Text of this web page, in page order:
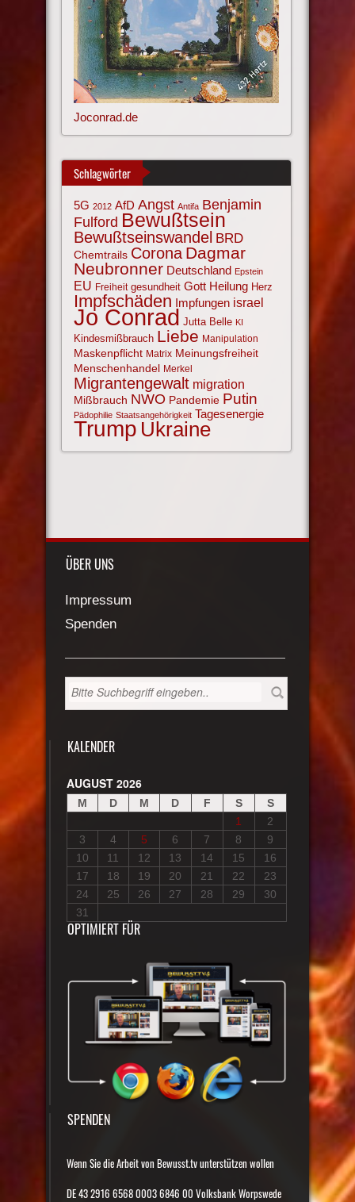
Joconrad.de
Schlagwörter
5G 2012 AfD Angst Antifa Benjamin
Fulford Bewußtsein
Bewußtseinswandel BRD
Chemtrails Corona Dagmar
Neubronner Deutschland Epstein
EU Freiheit gesundheit Gott Heilung Herz
Impfschäden Impfungen israel
Jo Conrad Jutta Belle KI
Kindesmißbrauch Liebe Manipulation
Maskenpflicht Matrix Meinungsfreiheit
Menschenhandel Merkel
Migrantengewalt migration
Mißbrauch NWO Pandemie Putin
Pädophilie Staatsangehörigkeit Tagesenergie
Trump Ukraine
ÜBER UNS
Impressum
Spenden
KALENDER
AUGUST 2026
M D M D F S
S
1
2
3
4 5 6 7 8
9
10
11 12 13 14 15
16
17
18 19 20 21 22
23
24
25 26 27 28 29
30
31
OPTIMIERT FÜR
SPENDEN
Wenn Sie die Arbeit von Bewusst.tv unterstützen wollen
DE 43 2916 6568 0003 6846 00 Volksbank Worpswede